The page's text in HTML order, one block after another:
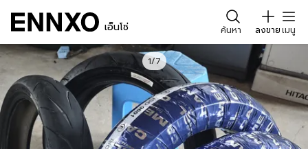
เอ็นโซ่ ค้นหา ลงขายเมนู
1/7